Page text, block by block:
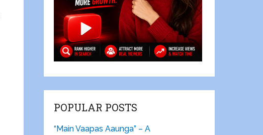
POPULAR POSTS
“Main Vaapas Aaunga” – A